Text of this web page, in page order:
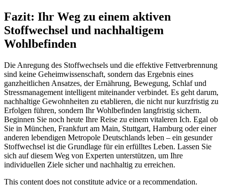
Fazit: Ihr Weg zu einem aktiven
Stoffwechsel und nachhaltigem
Wohlbefinden
Die Anregung des Stoffwechsels und die effektive Fettverbrennung
sind keine Geheimwissenschaft, sondern das Ergebnis eines
ganzheitlichen Ansatzes, der Ernährung, Bewegung, Schlaf und
Stressmanagement intelligent miteinander verbindet. Es geht darum,
nachhaltige Gewohnheiten zu etablieren, die nicht nur kurzfristig zu
Erfolgen führen, sondern Ihr Wohlbefinden langfristig sichern.
Beginnen Sie noch heute Ihre Reise zu einem vitaleren Ich. Egal ob
Sie in München, Frankfurt am Main, Stuttgart, Hamburg oder einer
anderen lebendigen Metropole Deutschlands leben – ein gesunder
Stoffwechsel ist die Grundlage für ein erfülltes Leben. Lassen Sie
sich auf diesem Weg von Experten unterstützen, um Ihre
individuellen Ziele sicher und nachhaltig zu erreichen.
This content does not constitute advice or a recommendation.